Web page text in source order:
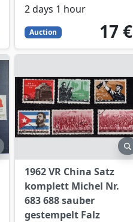
2 days 1 hour
Auction 17
EUR
17 €
preview
1962 VR China Satz
komplett Michel Nr.
683 688 sauber
gestempelt Falz